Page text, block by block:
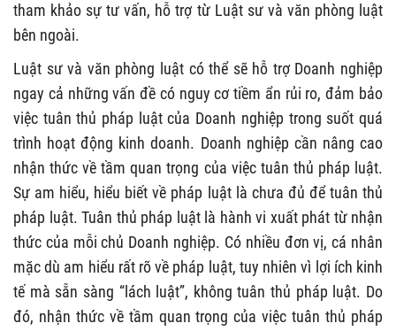
tham khảo sự tư vấn, hỗ trợ từ Luật sư và văn phòng luật
bên ngoài.
Luật sư và văn phòng luật có thể sẽ hỗ trợ Doanh nghiệp
ngay cả những vấn đề có nguy cơ tiềm ẩn rủi ro, đảm bảo
việc tuân thủ pháp luật của Doanh nghiệp trong suốt quá
trình hoạt động kinh doanh. Doanh nghiệp cần nâng cao
nhận thức về tầm quan trọng của việc tuân thủ pháp luật.
Sự am hiểu, hiểu biết về pháp luật là chưa đủ để tuân thủ
pháp luật. Tuân thủ pháp luật là hành vi xuất phát từ nhận
thức của mỗi chủ Doanh nghiệp. Có nhiều đơn vị, cá nhân
mặc dù am hiểu rất rõ về pháp luật, tuy nhiên vì lợi ích kinh
tế mà sẵn sàng “lách luật”, không tuân thủ pháp luật. Do
đó, nhận thức về tầm quan trọng của việc tuân thủ pháp